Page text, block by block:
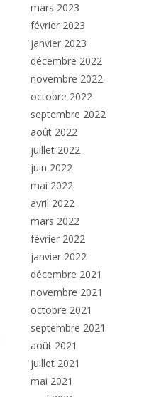
mars 2023
février 2023
janvier 2023
décembre 2022
novembre 2022
octobre 2022
septembre 2022
août 2022
juillet 2022
juin 2022
mai 2022
avril 2022
mars 2022
février 2022
janvier 2022
décembre 2021
novembre 2021
octobre 2021
septembre 2021
août 2021
juillet 2021
mai 2021